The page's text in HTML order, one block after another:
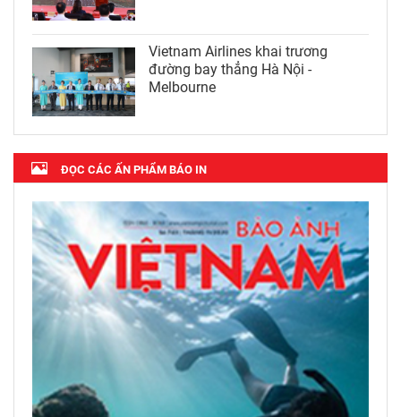
Vietnam Airlines khai trương
đường bay thẳng Hà Nội -
Melbourne
ĐỌC CÁC ẤN PHẨM BÁO IN